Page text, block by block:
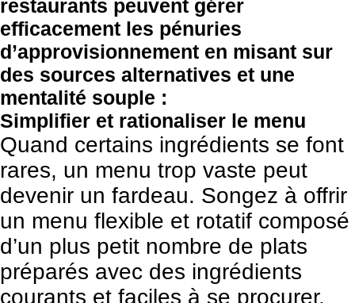
restaurants peuvent gérer
efficacement les pénuries
d’approvisionnement en misant sur
des sources alternatives et une
mentalité souple :
Simplifier et rationaliser le menu
Quand certains ingrédients se font
rares, un menu trop vaste peut
devenir un fardeau. Songez à offrir
un menu flexible et rotatif composé
d’un plus petit nombre de plats
préparés avec des ingrédients
courants et faciles à se procurer.